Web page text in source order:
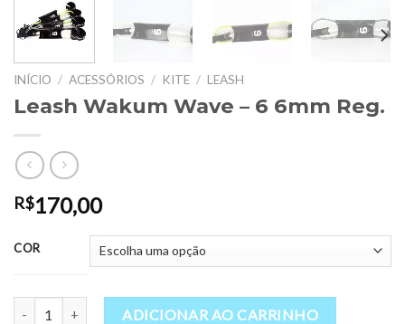
INÍCIO / ACESSÓRIOS / KITE / LEASH
Leash Wakum Wave – 6 6mm Reg.
R$170,00
COR
Leash Wakum Wave - 6 6mm Reg. quantidade
ADICIONAR AO CARRINHO